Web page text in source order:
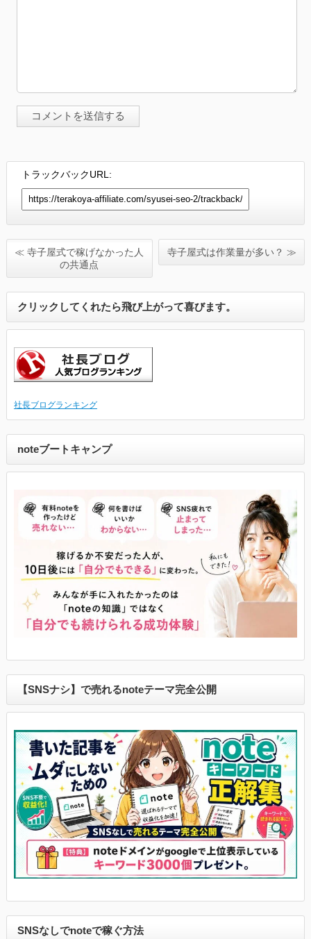
トラックバックURL:
≪ 寺子屋式で稼げなかった人
の共通点
寺子屋式は作業量が多い？ ≫
クリックしてくれたら飛び上がって喜びます。
社長ブログランキング
noteブートキャンプ
【SNSナシ】で売れるnoteテーマ完全公開
SNSなしでnoteで稼ぐ方法